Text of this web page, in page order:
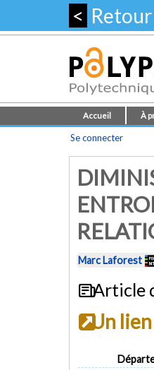
<
Accueil À
Se connecter
Marc Laforest
Article
Un